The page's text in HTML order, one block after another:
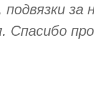
за
Спасибо